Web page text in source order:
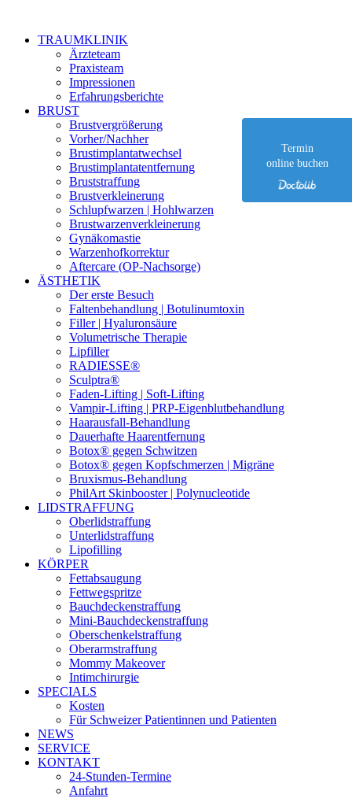
springenTRAUMKLINIK
Ärzteteam
Praxisteam
Impressionen
Erfahrungsberichte
BRUST
Brustvergrößerung
Vorher/Nachher
Brustimplantatwechsel
Brustimplantat­entfernung
Bruststraffung
Brustverkleinerung
Schlupfwarzen | Hohlwarzen
Brustwarzen­verkleinerung
Gynäkomastie
Warzenhofkorrektur
Aftercare (OP-Nachsorge)
ÄSTHETIK
Der erste Besuch
Faltenbehandlung | Botulinumtoxin
Filler | Hyaluronsäure
Volumetrische Therapie
Lipfiller
RADIESSE®
Sculptra®
Faden-Lifting | Soft-Lifting
Vampir-Lifting | PRP-Eigenblutbehandlung
Haarausfall-Behandlung
Dauerhafte Haarentfernung
Botox® gegen Schwitzen
Botox® gegen Kopfschmerzen | Migräne
Bruxismus-Behandlung
PhilArt Skinbooster | Polynucleotide
LIDSTRAFFUNG
Oberlidstraffung
Unterlidstraffung
Lipofilling
KÖRPER
Fettabsaugung
Fettwegspritze
Bauchdeckenstraffung
Mini-Bauchdeckenstraffung
Oberschenkelstraffung
Oberarmstraffung
Mommy Makeover
Intimchirurgie
SPECIALS
Kosten
Für Schweizer Patientinnen und Patienten
NEWS
SERVICE
KONTAKT
24-Stunden-Termine
Anfahrt
Termin
online buchen